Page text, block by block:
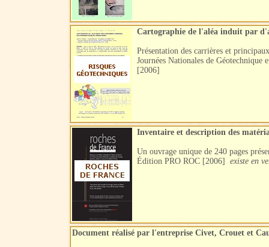
Cartographie de l'aléa induit par
Présentation des carrières et
Journées Nationales de
[2006]
Inventaire et description des
Un ouvrage unique de 240 pages
Édition PRO ROC [2006] existe en
Document réalisé par l'entreprise Civet, Crouet et